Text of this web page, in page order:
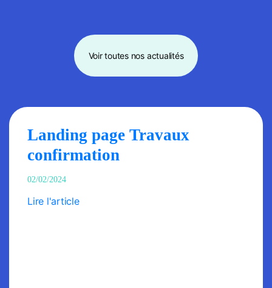
Voir toutes nos actualités
Landing page Travaux
confirmation
02/02/2024
Lire l'article